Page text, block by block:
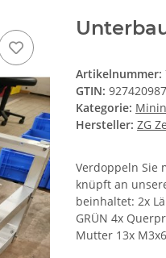
Artikelnummer:
GTIN:
Kategorie:
Hersteller: ZG
Verdoppeln Sie
knüpft an
beinhaltet: 2x
GRÜN 4x
Mutter 13x